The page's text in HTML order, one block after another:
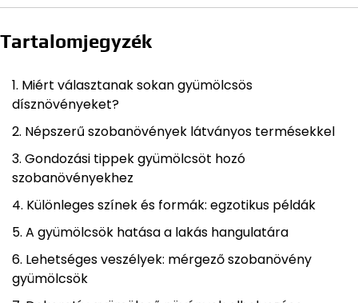
Tartalomjegyzék
Miért választanak sokan gyümölcsös
dísznövényeket?
Népszerű szobanövények látványos termésekkel
Gondozási tippek gyümölcsöt hozó
szobanövényekhez
Különleges színek és formák: egzotikus példák
A gyümölcsök hatása a lakás hangulatára
Lehetséges veszélyek: mérgező szobanövény
gyümölcsök